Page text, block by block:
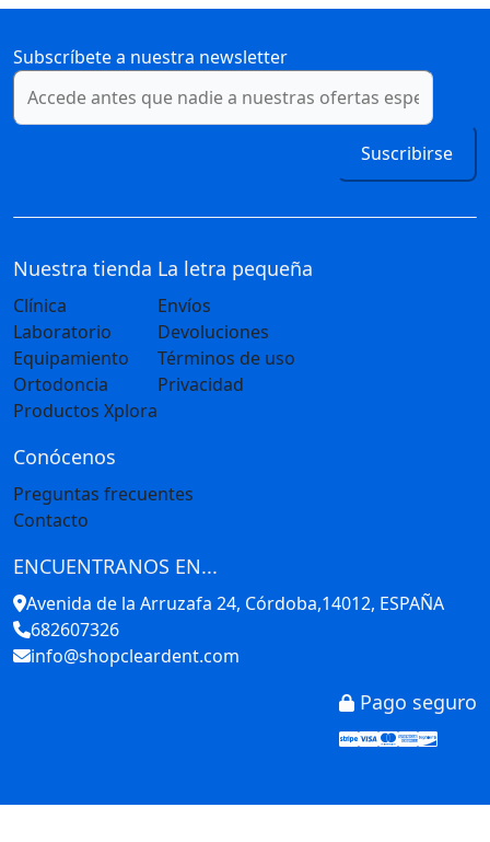
Subscríbete a nuestra newsletter
Suscribirse
Nuestra tienda
Clínica
Laboratorio
Equipamiento
Ortodoncia
Productos Xplora
La letra pequeña
Envíos
Devoluciones
Términos de uso
Privacidad
Conócenos
Preguntas frecuentes
Contacto
ENCUENTRANOS EN...
Avenida de la Arruzafa 24, Córdoba,14012, ESPAÑA
682607326
info@shopcleardent.com
Pago seguro
Stripe
Visa